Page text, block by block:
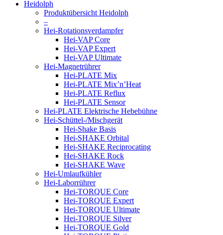
Heidolph
Produktübersicht Heidolph
–
Hei-Rotationsverdampfer
Hei-VAP Core
Hei-VAP Expert
Hei-VAP Ultimate
Hei-Magnetrührer
Hei-PLATE Mix
Hei-PLATE Mix’n’Heat
Hei-PLATE Reflux
Hei-PLATE Sensor
Hei-PLATE Elektrische Hebebühne
Hei-Schüttel-/Mischgerät
Hei-Shake Basis
Hei-SHAKE Orbital
Hei-SHAKE Reciprocating
Hei-SHAKE Rock
Hei-SHAKE Wave
Hei-Umlaufkühler
Hei-Laborrührer
Hei-TORQUE Core
Hei-TORQUE Expert
Hei-TORQUE Ultimate
Hei-TORQUE Silver
Hei-TORQUE Gold